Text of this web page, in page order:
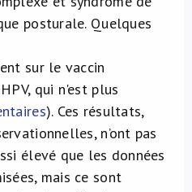
posturale. Quelques
sur le vaccin
qui n'est plus
). Ces résultats,
n’ont pas
élevé que les données
mais ce sont